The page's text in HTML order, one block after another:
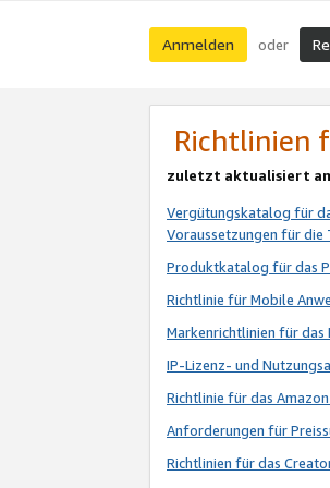
Anmelden oder
Richtlinien
zuletzt aktualisiert
Vergütungskatalog für
Voraussetzungen für die
Produktkatalog für das
Richtlinie für Mobile
Markenrichtlinien für
IP-Lizenz- und
Richtlinie für das
Anforderungen für
Richtlinien für das